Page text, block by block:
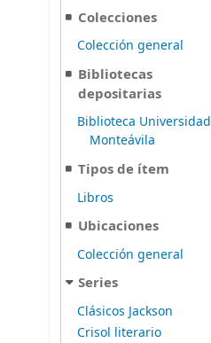
Colecciones
Colección general
Bibliotecas
depositarias
Biblioteca Universidad
Monteávila
Tipos de ítem
Libros
Ubicaciones
Colección general
Series
Clásicos Jackson
Crisol literario